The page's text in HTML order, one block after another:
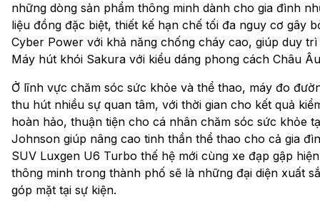
những dòng sản phẩm thông minh dành cho gia đình
liệu đồng đặc biệt, thiết kế hạn chế tối đa nguy cơ gây
Cyber Power với khả năng chống cháy cao, giúp duy
Máy hút khói Sakura với kiểu dáng phong cách Châu
Ở lĩnh vực chăm sóc sức khỏe và thể thao, máy đo
thu hút nhiều sự quan tâm, với thời gian cho kết quả
hoàn hảo, thuận tiện cho cá nhân chăm sóc sức khỏe
Johnson giúp nâng cao tinh thần thể thao cho cả gia
SUV Luxgen U6 Turbo thế hệ mới cùng xe đạp gập
thông minh trong thành phố sẽ là những đại diện xuất
góp mặt tại sự kiện.